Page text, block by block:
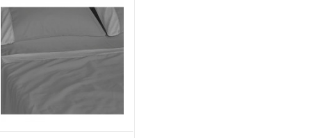
Вставки: Air-Tex, 100%
полиэстер. Производитель:
Sonex (Украина).